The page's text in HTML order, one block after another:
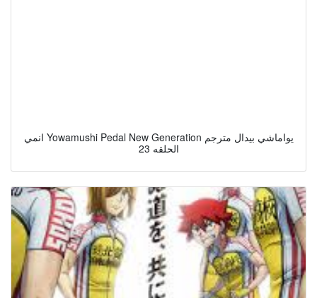
انمي Yowamushi Pedal New Generation يواماشي بيدال مترجم
الحلقه 23